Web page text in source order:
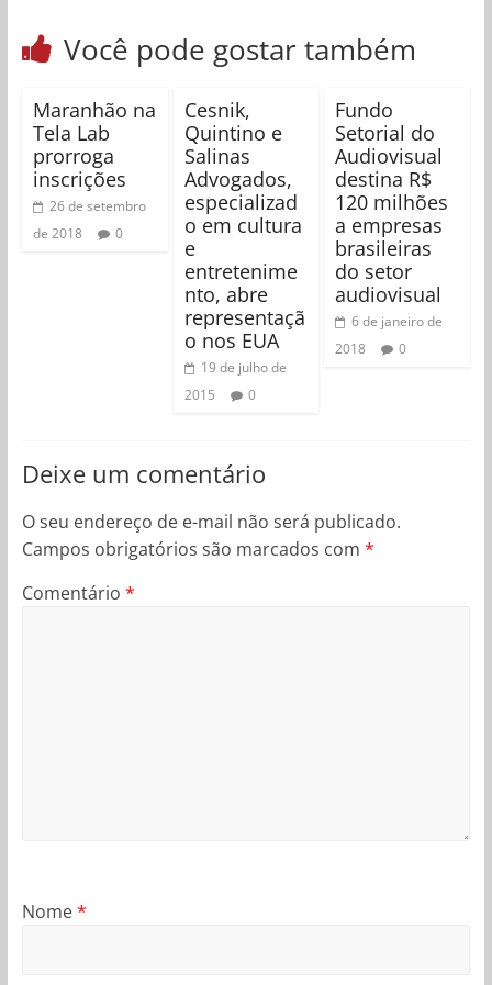
Você pode gostar também
Maranhão na
Tela Lab
prorroga
inscrições
26 de setembro
de 2018
0
Cesnik,
Quintino e
Salinas
Advogados,
especializad
o em cultura
e
entretenime
nto, abre
representaçã
o nos EUA
19 de julho de
2015
0
Fundo
Setorial do
Audiovisual
destina R$
120 milhões
a empresas
brasileiras
do setor
audiovisual
6 de janeiro de
2018
0
Deixe um comentário
O seu endereço de e-mail não será publicado.
Campos obrigatórios são marcados com *
Comentário *
Nome*